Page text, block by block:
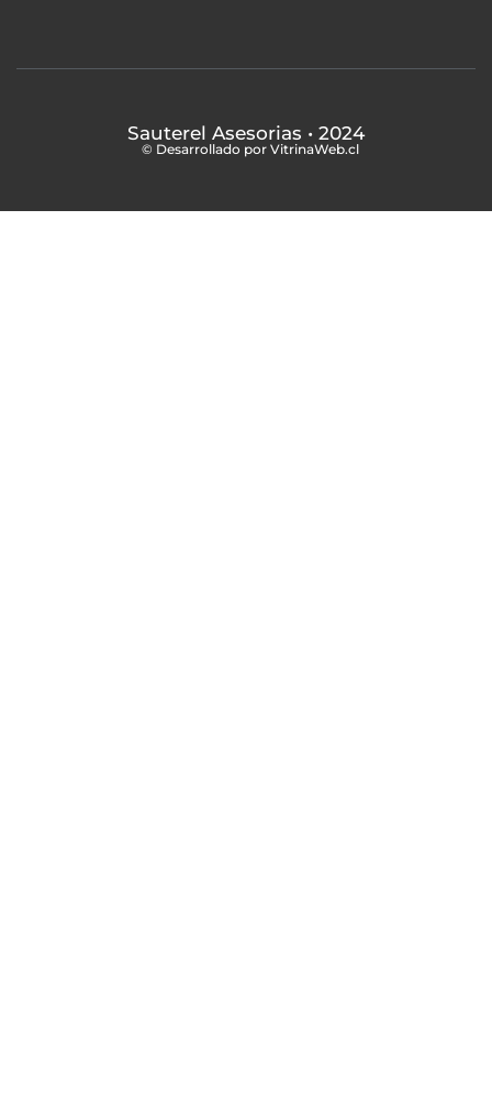
Sauterel Asesorias • 2024
© Desarrollado por VitrinaWeb.cl